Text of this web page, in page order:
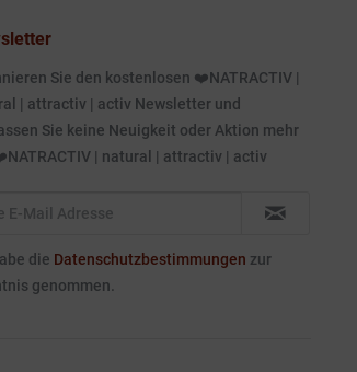
Sie den kostenlosen ❤️NATRACTIV |
| attractiv | activ Newsletter und
Sie keine Neuigkeit oder Aktion mehr
| natural | attractiv | activ
die Datenschutzbestimmungen zur
genommen.